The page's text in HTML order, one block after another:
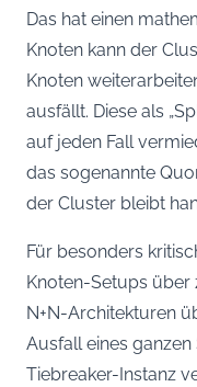
Das hat einen
Knoten kann der
Knoten
ausfällt. Diese als
auf jeden Fall
das sogenannte
der Cluster bleibt
Für besonders
Knoten-Setups über
N+N-Architekturen
Ausfall eines
Tiebreaker-Instanz